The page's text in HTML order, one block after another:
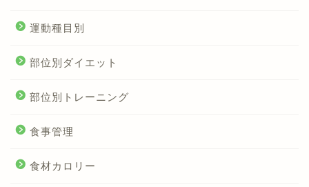
運動種目別
部位別ダイエット
部位別トレーニング
食事管理
食材カロリー